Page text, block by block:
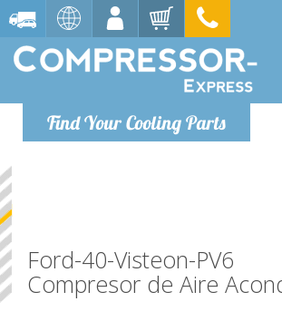
Find Your Cooling Parts
Ford-40-Visteon-PV6
Compresor de Aire